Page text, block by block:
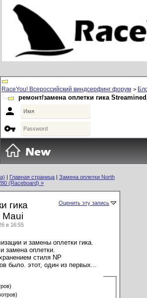
RaceYou! Всероссийский виндсерфинг форум >
ремонт/замена оплетки гика


| Главная страница | Замена оплетки North
(Raceboard) »
Оценить эту запись
гика
Maui
в 16:55
и замены оплетки гика.
замена оплетки.
стиля NP
было. этот, один из первых...